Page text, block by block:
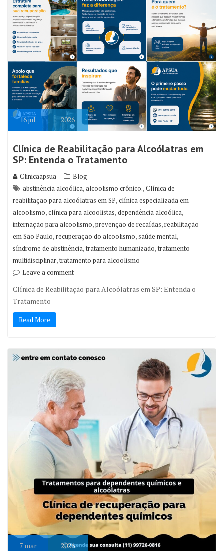
16jul 2026
Clínica de Reabilitação para Alcoólatras em
SP: Entenda o Tratamento
Clinicaapsua
Blog
abstinência alcoólica,alcoolismo crônico.,Clínica de
reabilitação para alcoólatras em SP,clínica especializada em
alcoolismo,clínica para alcoolistas,dependência alcoólica,
internação para alcoolismo,prevenção de recaídas,reabilitação
em São Paulo,recuperação do alcoolismo,saúde mental,
síndrome de abstinência,tratamento humanizado,tratamento
multidisciplinar,tratamento para alcoolismo
Leave a comment
Clínica de Reabilitação para Alcoólatras em SP: Entenda o
Tratamento
Read More
7 mar 2026